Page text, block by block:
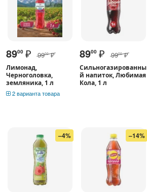
8900 ₽ 9900 ₽
Лимонад,
Черноголовка,
земляника, 1 л
2 варианта товара
8900 ₽ 9900 ₽
Сильногазированны
й напиток, Любимая
Кола, 1 л
–4% –14%